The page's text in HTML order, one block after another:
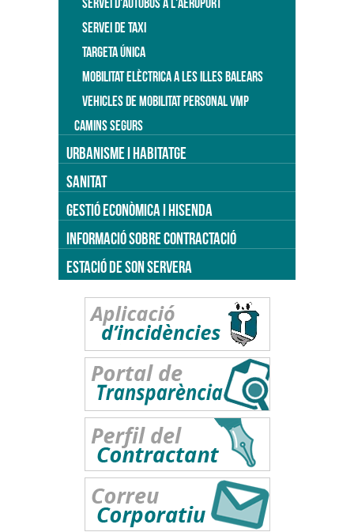
SERVEI D'AUTOBÚS A L'AEROPORT
SERVEI DE TAXI
TARGETA ÚNICA
MOBILITAT ELÈCTRICA A LES ILLES BALEARS
VEHICLES DE MOBILITAT PERSONAL VMP
CAMINS SEGURS
URBANISME I HABITATGE
SANITAT
GESTIÓ ECONÒMICA I HISENDA
INFORMACIÓ SOBRE CONTRACTACIÓ
ESTACIÓ DE SON SERVERA